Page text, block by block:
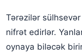
Tərəzilər
nifrət edirlər.
oynaya biləcək